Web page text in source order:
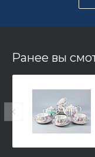
Ранее вы